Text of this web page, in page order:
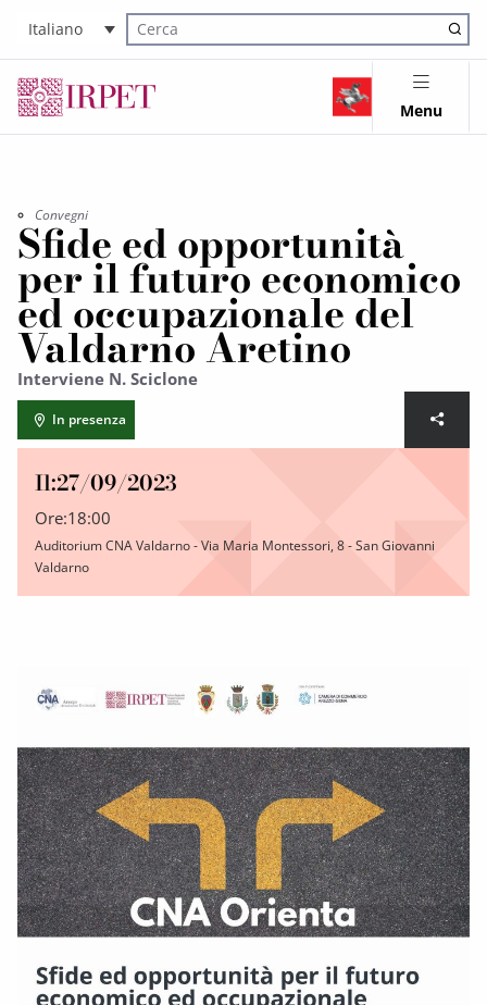
Italiano
Cerca nel sito
Menu
Convegni
Sfide ed opportunità
per il futuro economico
ed occupazionale del
Valdarno Aretino
Interviene N. Sciclone
In presenza
Il:27/09/2023
Ore:18:00
Auditorium CNA Valdarno - Via Maria Montessori, 8 - San Giovanni
Valdarno